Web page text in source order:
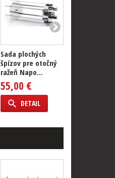
Sada plochých
špízov pre otočný
ražeň Napo...
55,00 €
DETAIL